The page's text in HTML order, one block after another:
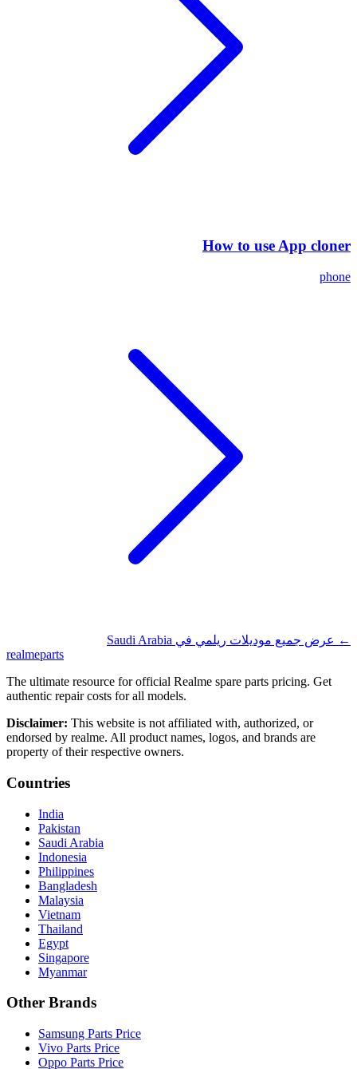
How to use App cloner
phone
← عرض جميع موديلات ريلمي في Saudi Arabia
realmeparts
The ultimate resource for official Realme spare parts pricing. Get
authentic repair costs for all models.
Disclaimer: This website is not affiliated with, authorized, or
endorsed by realme. All product names, logos, and brands are
property of their respective owners.
Countries
India
Pakistan
Saudi Arabia
Indonesia
Philippines
Bangladesh
Malaysia
Vietnam
Thailand
Egypt
Singapore
Myanmar
Other Brands
Samsung Parts Price
Vivo Parts Price
Oppo Parts Price